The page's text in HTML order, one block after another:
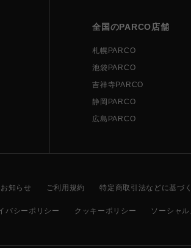
全国のPARCO店舗
札幌PARCO
池袋PARCO
吉祥寺PARCO
静岡PARCO
広島PARCO
お知らせ ご利用規約 特定商取引法などに基づ
バシーポリシー クッキーポリシー ソーシャ